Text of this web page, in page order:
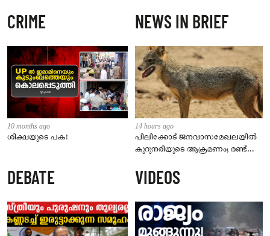
CRIME
10 months ago
ശിക്ഷയുടെ പക!
NEWS IN BRIEF
14 hours ago
പിലിക്കോട് ജനവാസമേഖലയിൽ
കുറുനരിയുടെ ആക്രമണം; രണ്ട്
നിർദേശം നൽകി പഞ്ചായത്ത്
DEBATE VIDEOS